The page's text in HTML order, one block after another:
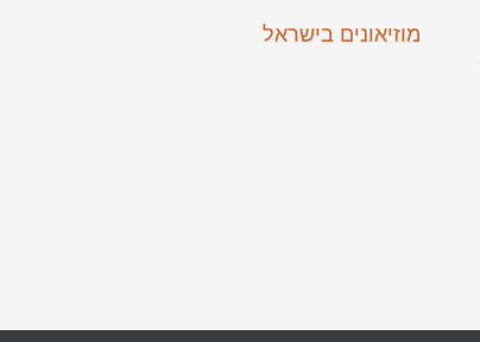
מוזיאונים בישראל